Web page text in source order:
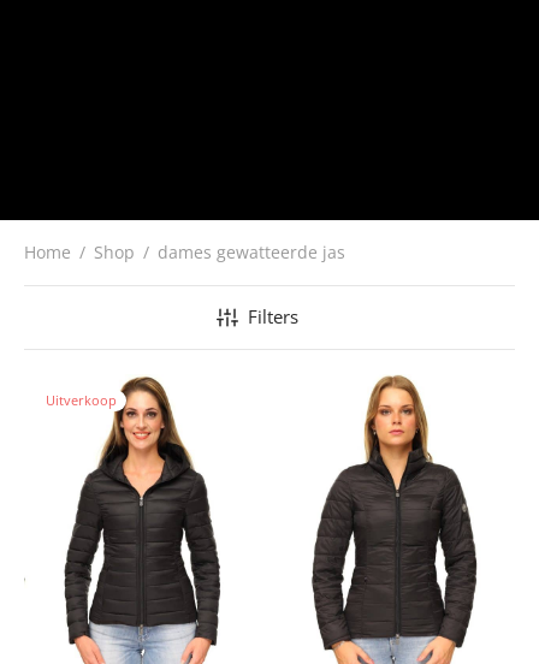
Home / Shop / dames gewatteerde jas
Filters
Uitverkoop